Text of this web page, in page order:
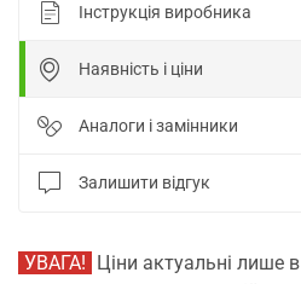
Інструкція виробника
Наявність і ціни
Аналоги і замінники
Залишити відгук
УВАГА! Ціни актуальні лише